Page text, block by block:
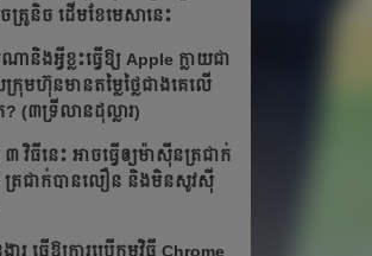
ត្រូនិច ដើមខែមេសានេះ
ានិងអ្វីខ្លះធ្វើឱ្យ Apple ក្លាយជា
រុមហ៊ុនមានតម្លៃថ្លៃជាងគេលើ
(៣ទ្រីលានដុល្លារ)
វិធីនេះ ​​អាច​ធ្វើ​ឲ្យ​ម៉ាស៊ីន​ត្រជាក់​
ត្រជាក់​បាន​លឿន​ និង​មិន​សូវ​ស៊ី​
រ ធ្វើឱ្យការប្រើកម្មវិធី Chrome